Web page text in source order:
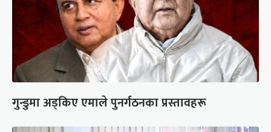
गुन्डुमा अड्किए एमाले पुनर्गठनका प्रस्तावहरू